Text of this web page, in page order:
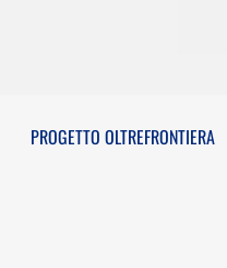
PROGETTO OLTREFRONTIERA